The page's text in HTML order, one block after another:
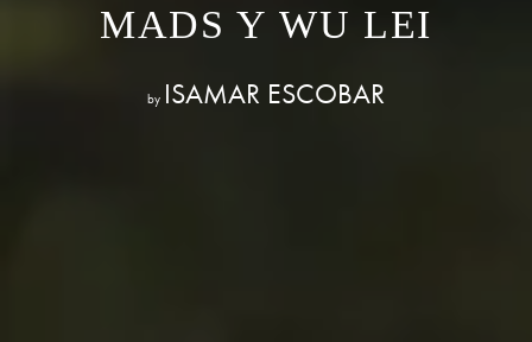
MADS Y WU LEI
by ISAMAR ESCOBAR